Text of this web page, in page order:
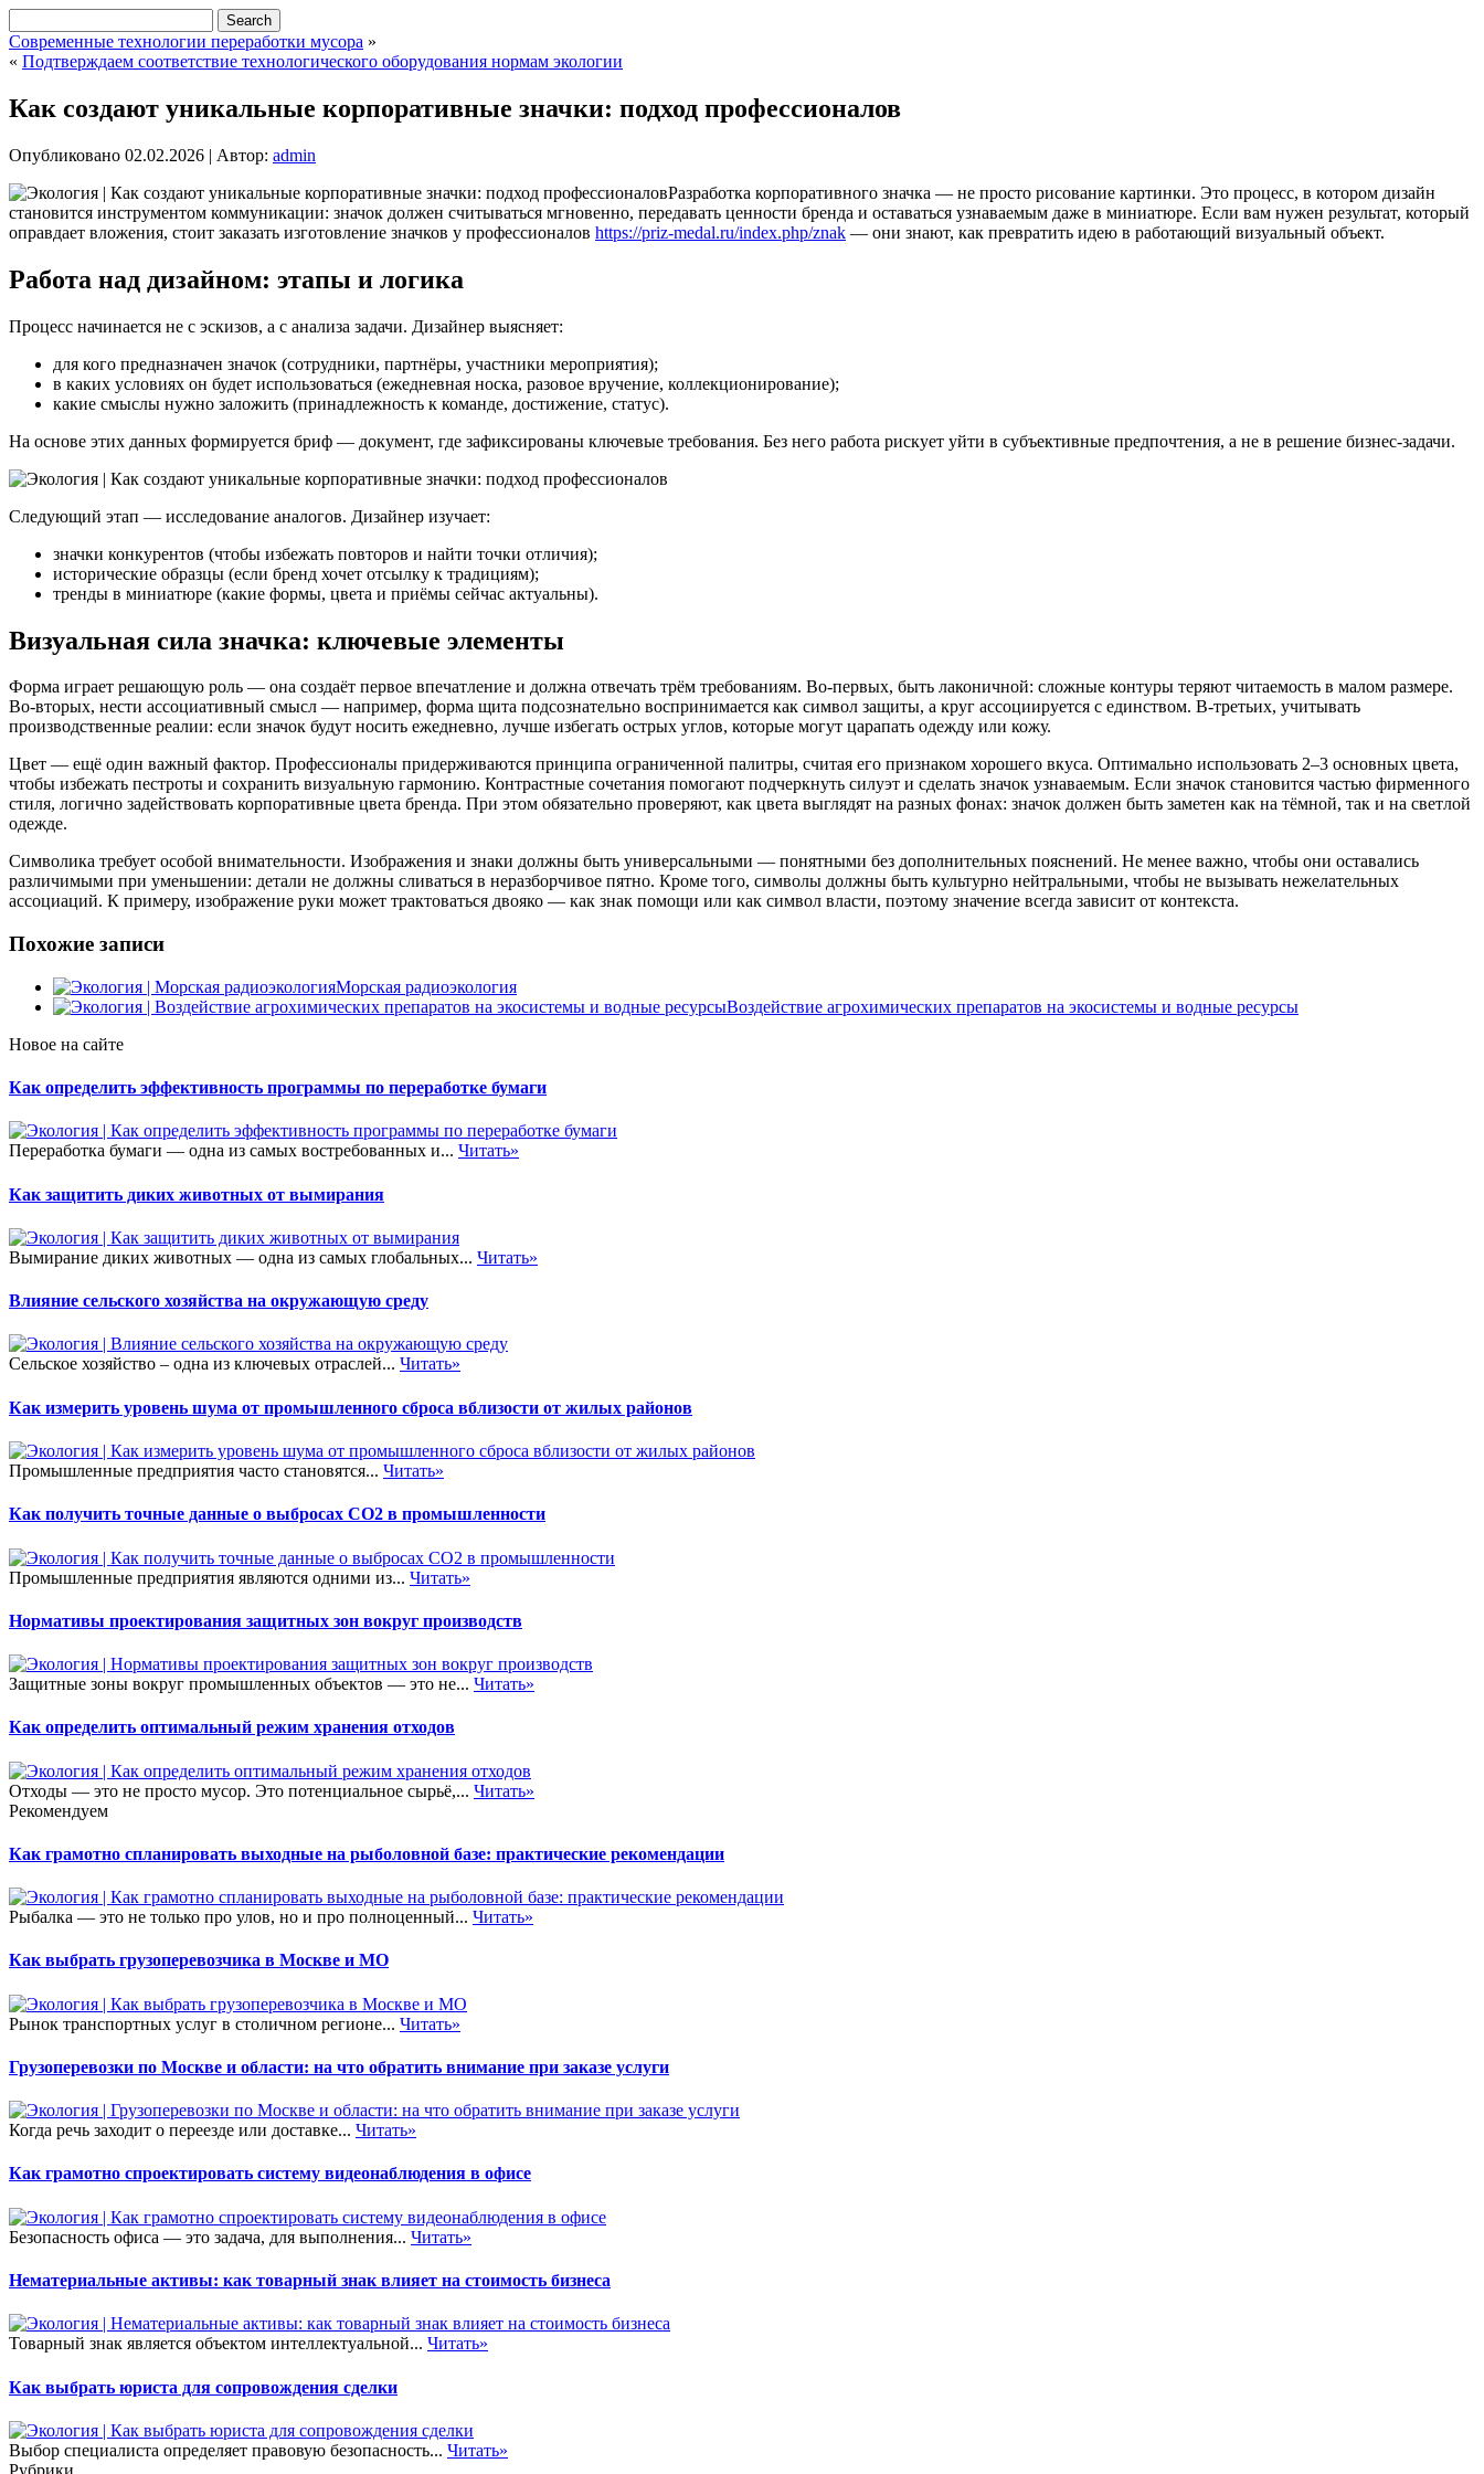
Современные технологии переработки мусора »
« Подтверждаем соответствие технологического оборудования нормам экологии
Как создают уникальные корпоративные значки: подход профессионалов
Опубликовано 02.02.2026 | Автор: admin
Разработка корпоративного значка — не просто рисование картинки. Это процесс, в котором дизайн
становится инструментом коммуникации: значок должен считываться мгновенно, передавать ценности бренда и оставаться узнаваемым даже в миниатюре. Если вам нужен результат, который
оправдает вложения, стоит заказать изготовление значков у профессионалов https://priz-medal.ru/index.php/znak — они знают, как превратить идею в работающий визуальный объект.
Работа над дизайном: этапы и логика
Процесс начинается не с эскизов, а с анализа задачи. Дизайнер выясняет:
для кого предназначен значок (сотрудники, партнёры, участники мероприятия);
в каких условиях он будет использоваться (ежедневная носка, разовое вручение, коллекционирование);
какие смыслы нужно заложить (принадлежность к команде, достижение, статус).
На основе этих данных формируется бриф — документ, где зафиксированы ключевые требования. Без него работа рискует уйти в субъективные предпочтения, а не в решение бизнес-задачи.
Следующий этап — исследование аналогов. Дизайнер изучает:
значки конкурентов (чтобы избежать повторов и найти точки отличия);
исторические образцы (если бренд хочет отсылку к традициям);
тренды в миниатюре (какие формы, цвета и приёмы сейчас актуальны).
Визуальная сила значка: ключевые элементы
Форма играет решающую роль — она создаёт первое впечатление и должна отвечать трём требованиям. Во-первых, быть лаконичной: сложные контуры теряют читаемость в малом размере.
Во-вторых, нести ассоциативный смысл — например, форма щита подсознательно воспринимается как символ защиты, а круг ассоциируется с единством. В-третьих, учитывать
производственные реалии: если значок будут носить ежедневно, лучше избегать острых углов, которые могут царапать одежду или кожу.
Цвет — ещё один важный фактор. Профессионалы придерживаются принципа ограниченной палитры, считая его признаком хорошего вкуса. Оптимально использовать 2–3 основных цвета,
чтобы избежать пестроты и сохранить визуальную гармонию. Контрастные сочетания помогают подчеркнуть силуэт и сделать значок узнаваемым. Если значок становится частью фирменного
стиля, логично задействовать корпоративные цвета бренда. При этом обязательно проверяют, как цвета выглядят на разных фонах: значок должен быть заметен как на тёмной, так и на светлой
одежде.
Символика требует особой внимательности. Изображения и знаки должны быть универсальными — понятными без дополнительных пояснений. Не менее важно, чтобы они оставались
различимыми при уменьшении: детали не должны сливаться в неразборчивое пятно. Кроме того, символы должны быть культурно нейтральными, чтобы не вызывать нежелательных
ассоциаций. К примеру, изображение руки может трактоваться двояко — как знак помощи или как символ власти, поэтому значение всегда зависит от контекста.
Похожие записи
Морская радиоэкология
Воздействие агрохимических препаратов на экосистемы и водные ресурсы
Новое на сайте
Как определить эффективность программы по переработке бумаги
Переработка бумаги — одна из самых востребованных и... Читать»
Как защитить диких животных от вымирания
Вымирание диких животных — одна из самых глобальных... Читать»
Влияние сельского хозяйства на окружающую среду
Сельское хозяйство – одна из ключевых отраслей... Читать»
Как измерить уровень шума от промышленного сброса вблизости от жилых районов
Промышленные предприятия часто становятся... Читать»
Как получить точные данные о выбросах CO2 в промышленности
Промышленные предприятия являются одними из... Читать»
Нормативы проектирования защитных зон вокруг производств
Защитные зоны вокруг промышленных объектов — это не... Читать»
Как определить оптимальный режим хранения отходов
Отходы — это не просто мусор. Это потенциальное сырьё,... Читать»
Рекомендуем
Как грамотно спланировать выходные на рыболовной базе: практические рекомендации
Рыбалка — это не только про улов, но и про полноценный... Читать»
Как выбрать грузоперевозчика в Москве и МО
Рынок транспортных услуг в столичном регионе... Читать»
Грузоперевозки по Москве и области: на что обратить внимание при заказе услуги
Когда речь заходит о переезде или доставке... Читать»
Как грамотно спроектировать систему видеонаблюдения в офисе
Безопасность офиса — это задача, для выполнения... Читать»
Нематериальные активы: как товарный знак влияет на стоимость бизнеса
Товарный знак является объектом интеллектуальной... Читать»
Как выбрать юриста для сопровождения сделки
Выбор специалиста определяет правовую безопасность... Читать»
Рубрики